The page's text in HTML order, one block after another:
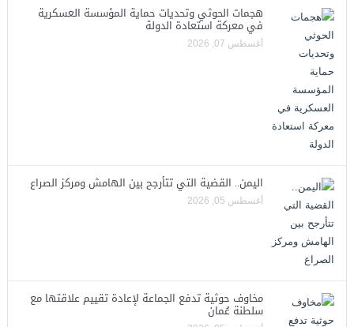
هجمات الحوثي وتحديات حماية المؤسسة العسكرية
في معركة استعادة الدولة
أغسطس 07, 2026
اليمن.. القضية التي تتأرجح بين الهامش ومركز الصراع
أغسطس 05, 2026
مخاوف حوثية تدفع الجماعة لإعادة تقييم علاقتها مع
سلطنة عُمان